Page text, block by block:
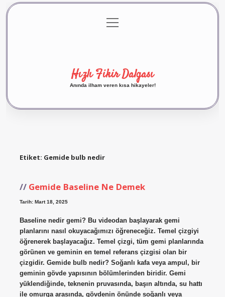
Gizlilik Politikası
menüyü
aç
Hızlı Fikir Dalgası
Anında ilham veren kısa hikayeler!
Etiket: Gemide bulb nedir
Gemide Baseline Ne Demek
Tarih: Mart 18, 2025
Baseline nedir gemi? Bu videodan başlayarak gemi
planlarını nasıl okuyacağımızı öğreneceğiz. Temel çizgiyi
öğrenerek başlayacağız. Temel çizgi, tüm gemi planlarında
görünen ve geminin en temel referans çizgisi olan bir
çizgidir. Gemide bulb nedir? Soğanlı kafa veya ampul, bir
geminin gövde yapısının bölümlerinden biridir. Gemi
yüklendiğinde, teknenin pruvasında, başın altında, su hattı
ile omurga arasında, gövdenin önünde soğanlı veya